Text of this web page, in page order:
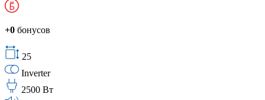
+0 бонусов
25
Inverter
2500 Вт